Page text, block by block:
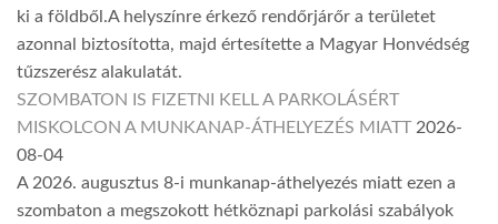
ki a földből.A helyszínre érkező rendőrjárőr a területet
azonnal biztosította, majd értesítette a Magyar Honvédség
tűzszerész alakulatát.
SZOMBATON IS FIZETNI KELL A PARKOLÁSÉRT
MISKOLCON A MUNKANAP-ÁTHELYEZÉS MIATT 2026-
08-04
A 2026. augusztus 8-i munkanap-áthelyezés miatt ezen a
szombaton a megszokott hétköznapi parkolási szabályok